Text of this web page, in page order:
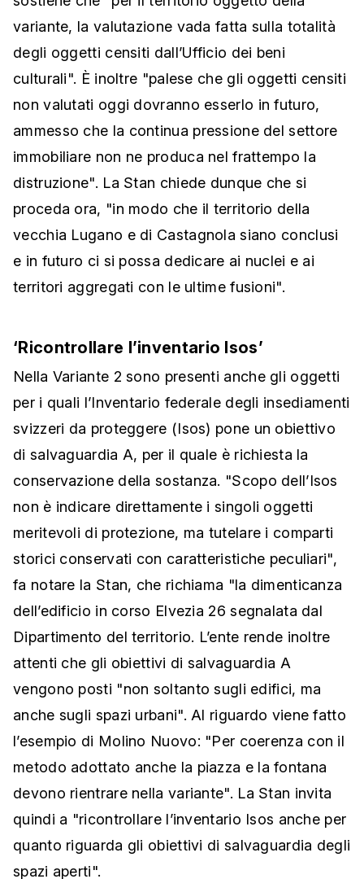
variante, la valutazione vada fatta sulla totalità
degli oggetti censiti dall’Ufficio dei beni
culturali". È inoltre "palese che gli oggetti censiti
non valutati oggi dovranno esserlo in futuro,
ammesso che la continua pressione del settore
immobiliare non ne produca nel frattempo la
distruzione". La Stan chiede dunque che si
proceda ora, "in modo che il territorio della
vecchia Lugano e di Castagnola siano conclusi
e in futuro ci si possa dedicare ai nuclei e ai
territori aggregati con le ultime fusioni".
‘Ricontrollare l’inventario Isos’
Nella Variante 2 sono presenti anche gli oggetti
per i quali l’Inventario federale degli insediamenti
svizzeri da proteggere (Isos) pone un obiettivo
di salvaguardia A, per il quale è richiesta la
conservazione della sostanza. "Scopo dell’Isos
non è indicare direttamente i singoli oggetti
meritevoli di protezione, ma tutelare i comparti
storici conservati con caratteristiche peculiari",
fa notare la Stan, che richiama "la dimenticanza
dell’edificio in corso Elvezia 26 segnalata dal
Dipartimento del territorio. L’ente rende inoltre
attenti che gli obiettivi di salvaguardia A
vengono posti "non soltanto sugli edifici, ma
anche sugli spazi urbani". Al riguardo viene fatto
l’esempio di Molino Nuovo: "Per coerenza con il
metodo adottato anche la piazza e la fontana
devono rientrare nella variante". La Stan invita
quindi a "ricontrollare l’inventario Isos anche per
quanto riguarda gli obiettivi di salvaguardia degli
spazi aperti".